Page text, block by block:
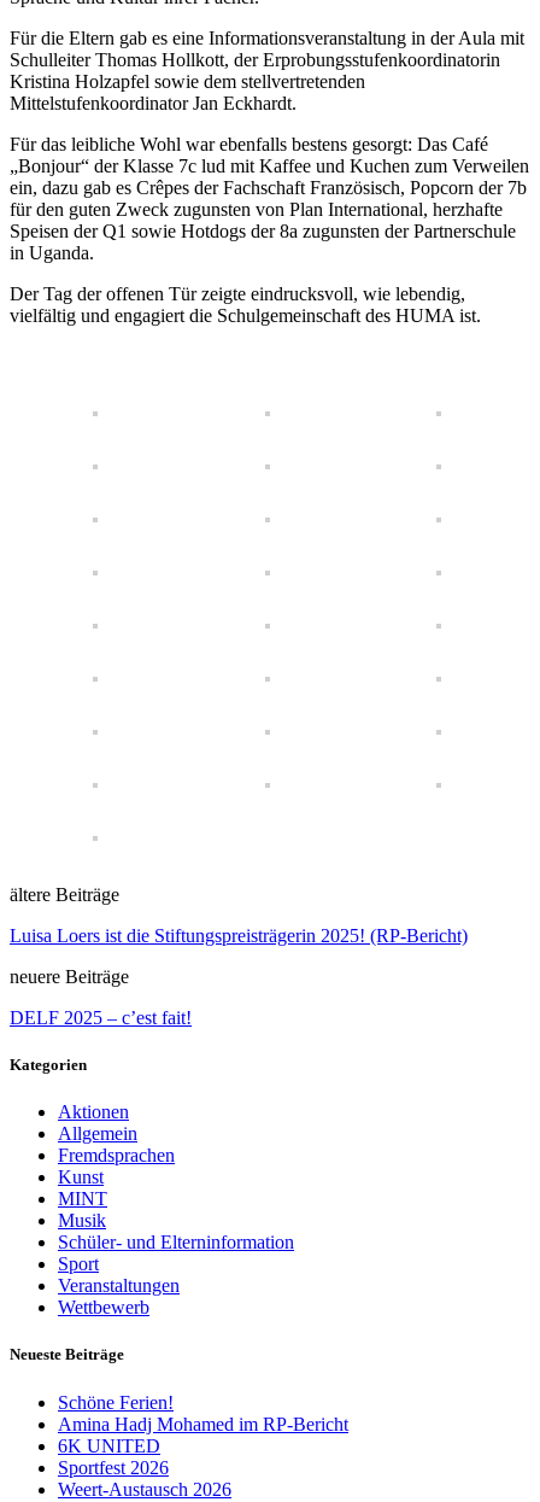
Für die Eltern gab es eine Informationsveranstaltung in der Aula mit
Schulleiter Thomas Hollkott, der Erprobungsstufenkoordinatorin
Kristina Holzapfel sowie dem stellvertretenden
Mittelstufenkoordinator Jan Eckhardt.
Für das leibliche Wohl war ebenfalls bestens gesorgt: Das Café
„Bonjour“ der Klasse 7c lud mit Kaffee und Kuchen zum Verweilen
ein, dazu gab es Crêpes der Fachschaft Französisch, Popcorn der 7b
für den guten Zweck zugunsten von Plan International, herzhafte
Speisen der Q1 sowie Hotdogs der 8a zugunsten der Partnerschule
in Uganda.
Der Tag der offenen Tür zeigte eindrucksvoll, wie lebendig,
vielfältig und engagiert die Schulgemeinschaft des HUMA ist.
ältere Beiträge
Luisa Loers ist die Stiftungspreisträgerin 2025! (RP-Bericht)
neuere Beiträge
DELF 2025 – c’est fait!
Kategorien
Aktionen
Allgemein
Fremdsprachen
Kunst
MINT
Musik
Schüler- und Elterninformation
Sport
Veranstaltungen
Wettbewerb
Neueste Beiträge
Schöne Ferien!
Amina Hadj Mohamed im RP-Bericht
6K UNITED
Sportfest 2026
Weert-Austausch 2026